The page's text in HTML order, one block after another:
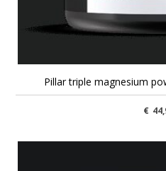
Pillar triple magnesium
€